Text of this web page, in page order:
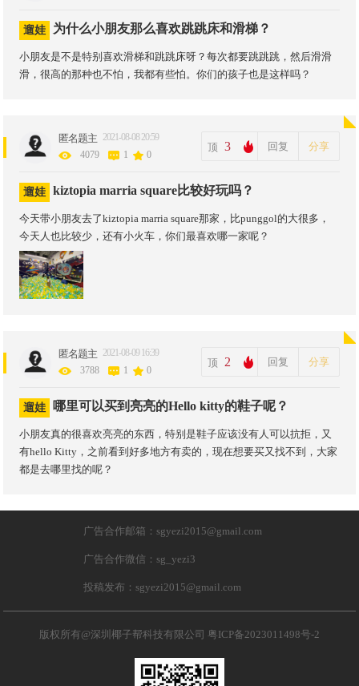
遛娃 为什么小朋友那么喜欢跳跳床和滑梯？
小朋友是不是特别喜欢滑梯和跳跳床呀？每次都要跳跳跳，然后滑滑
滑，很高的那种也不怕，我都有些怕。你们的孩子也是这样吗？
匿名题主 2021-08-08 20:59
4079
1 0
顶 3 回复 分享
遛娃 kiztopia marria square比较好玩吗？
今天带小朋友去了kiztopia marria square那家，比punggol的大很多，
今天人也比较少，还有小火车，你们最喜欢哪一家呢？
匿名题主 2021-08-09 16:39
3788
1 0
顶 2 回复 分享
遛娃 哪里可以买到亮亮的Hello kitty的鞋子呢？
小朋友真的很喜欢亮亮的东西，特别是鞋子应该没有人可以抗拒，又
有hello Kitty，之前看到好多地方有卖的，现在想要买又找不到，大家
都是去哪里找的呢？
广告合作邮箱：sgyezi2015@gmail.com
广告合作微信：sg_yezi3
投稿发布：sgyezi2015@gmail.com
版权所有@深圳椰子帮科技有限公司 粤ICP备2023011498号-2